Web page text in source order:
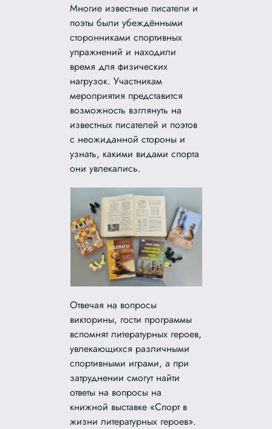
Многие известные писатели и
поэты были убеждёнными
сторонниками спортивных
упражнений и находили
время для физических
нагрузок. Участникам
мероприятия представится
возможность взглянуть на
известных писателей и поэтов
с неожиданной стороны и
узнать, какими видами спорта
они увлекались.
Отвечая на вопросы
викторины, гости программы
вспомнят литературных героев,
увлекающихся различными
спортивными играми, а при
затруднении смогут найти
ответы на вопросы на
книжной выставке «Спорт в
жизни литературных героев».